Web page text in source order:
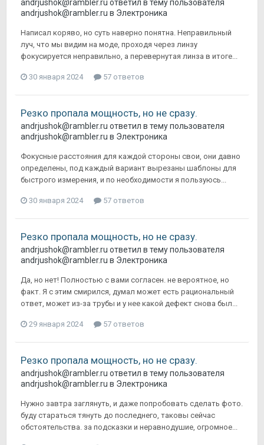
andrjushok@rambler.ru ответил в тему пользователя
andrjushok@rambler.ru в Электроника
Написал коряво, но суть наверно понятна. Неправильный
луч, что мы видим на моде, проходя через линзу
фокусируется неправильно, а перевернутая линза в итоге...
30 января 2024 57 ответов
Резко пропала мощность, но не сразу.
andrjushok@rambler.ru ответил в тему пользователя
andrjushok@rambler.ru в Электроника
Фокусные расстояния для каждой стороны свои, они давно
определены, под каждый вариант вырезаны шаблоны для
быстрого измерения, и по необходимости я пользуюсь...
30 января 2024 57 ответов
Резко пропала мощность, но не сразу.
andrjushok@rambler.ru ответил в тему пользователя
andrjushok@rambler.ru в Электроника
Да, но нет! Полностью с вами согласен. не вероятное, но
факт. Я с этим смирился, думал может есть рациональный
ответ, может из-за трубы и у нее какой дефект снова был...
29 января 2024 57 ответов
Резко пропала мощность, но не сразу.
andrjushok@rambler.ru ответил в тему пользователя
andrjushok@rambler.ru в Электроника
Нужно завтра заглянуть, и даже попробовать сделать фото.
буду стараться тянуть до последнего, таковы сейчас
обстоятельства. за подсказки и неравнодушие, огромное...